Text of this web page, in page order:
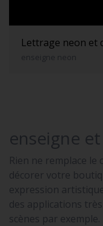
Lettrage neon et
enseigne neon
enseigne
Rien ne remplace le
décorer votre
expression
des applications
scènes par exemple.